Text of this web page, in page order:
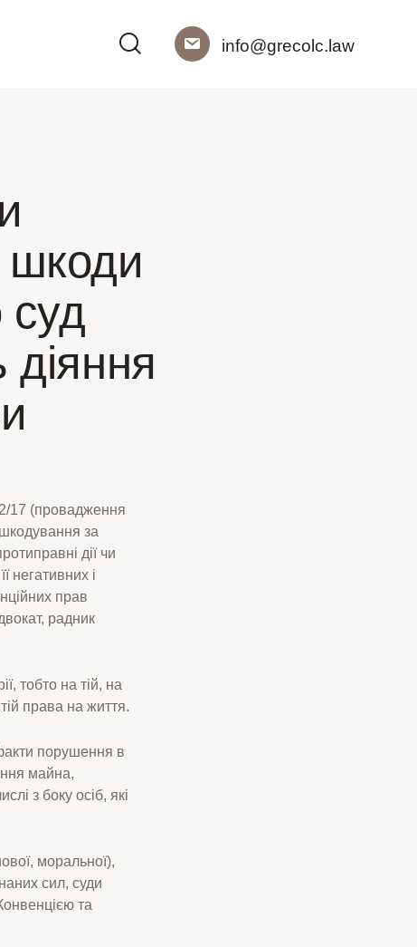
info@grecolc.law
шкоди
діяння
17 (провадження
за
дії чи
негативних і
прав
радник
тобто на тій, на
права на життя.
порушення в
майна,
з боку осіб, які
моральної),
сил, суди
та